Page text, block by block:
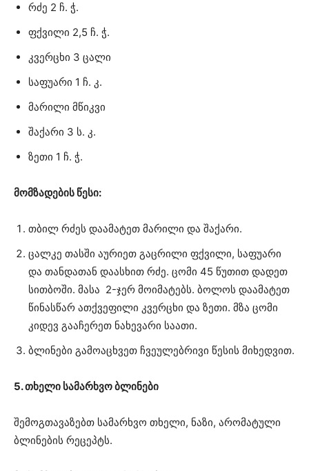
რძე 2 ჩ. ჭ.
ფქვილი 2,5 ჩ. ჭ.
კვერცხი 3 ცალი
საფუარი 1 ჩ. კ.
მარილი მწიკვი
შაქარი 3 ს. კ.
ზეთი 1 ჩ. ჭ.
მომზადების წესი:
თბილ რძეს დაამატეთ მარილი და შაქარი.
ცალკე თასში აურიეთ გაცრილი ფქვილი, საფუარი
და თანდათან დაასხით რძე. ცომი 45 წუთით დადეთ
სითბოში. მასა 2-ჯერ მოიმატებს. ბოლოს დაამატეთ
წინასწარ ათქვეფილი კვერცხი და ზეთი. მზა ცომი
კიდევ გააჩერეთ ნახევარი საათი.
ბლინები გამოაცხვეთ ჩვეულებრივი წესის მიხედვით.
5. თხელი სამარხვო ბლინები
შემოგთავაზებთ სამარხვო თხელი, ნაზი, არომატული
ბლინების რეცეპტს.